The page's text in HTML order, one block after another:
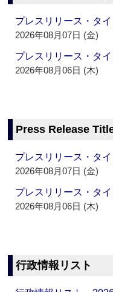
プレスリリース・タ
2026年08月07日 (金)
プレスリリース・タ
2026年08月06日 (木)
Press Release
プレスリリース・タ
2026年08月07日 (金)
プレスリリース・タ
2026年08月06日 (木)
行政情報リスト